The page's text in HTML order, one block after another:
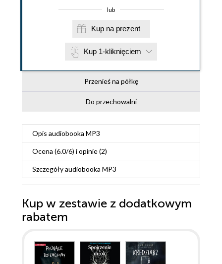
lub
Kup na prezent
Kup 1-kliknięciem
Przenieś na półkę
Do przechowalni
Opis audiobooka MP3
Ocena (6.0/6) i opinie (2)
Szczegółyaudiobooka MP3
Kup w zestawie z dodatkowym
rabatem